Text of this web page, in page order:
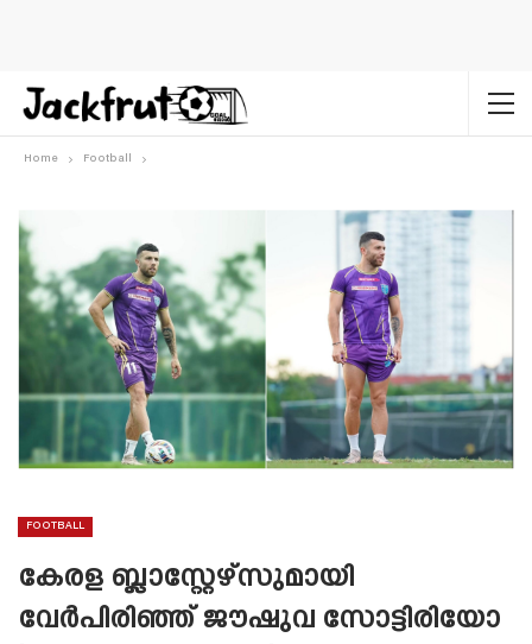
Home Football
FOOTBALL
കേരള ബ്ലാസ്റ്റേഴ്സുമായി
വേർപിരിഞ്ഞ് ജൗഷുവ സോട്ടിരിയോ